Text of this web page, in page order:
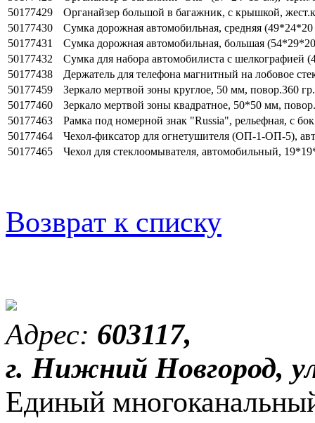
50177429
Органайзер большой в багажник, с крышкой,
50177430
Сумка дорожная автомобильная, средняя
50177431
Сумка дорожная автомобильная, большая
50177432
Сумка для набора автомобилиста с шелкографией
50177438
Держатель для телефона магнитный на лобовое
50177459
Зеркало мертвой зоны круглое, 50 мм, повор.360
50177460
Зеркало мертвой зоны квадратное, 50*50 мм,
50177463
Рамка под номерной знак "Russia", рельефная, с
50177464
Чехол-фиксатор для огнетушителя (ОП-1-ОП-5),
50177465
Чехол для стеклоомывателя, автомобильный,
Возврат к списку
Адрес: 603117,
г. Нижний Новгород,
Единый